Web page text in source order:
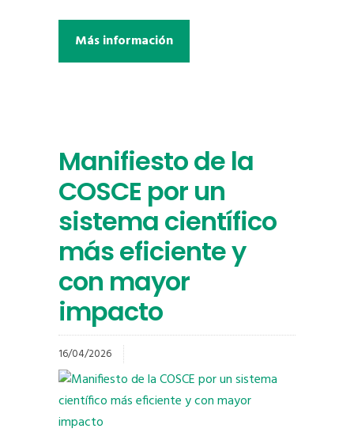
Más información
Manifiesto de la
COSCE por un
sistema científico
más eficiente y
con mayor
impacto
16/04/2026